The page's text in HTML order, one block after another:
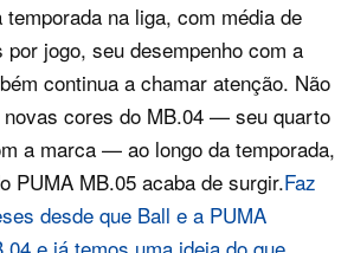
temporada na liga, com média de
por jogo, seu desempenho com a
continua a chamar atenção. Não
cores do MB.04 — seu quarto
a marca — ao longo da temporada,
PUMA MB.05 acaba de surgir.Faz
desde que Ball e a PUMA